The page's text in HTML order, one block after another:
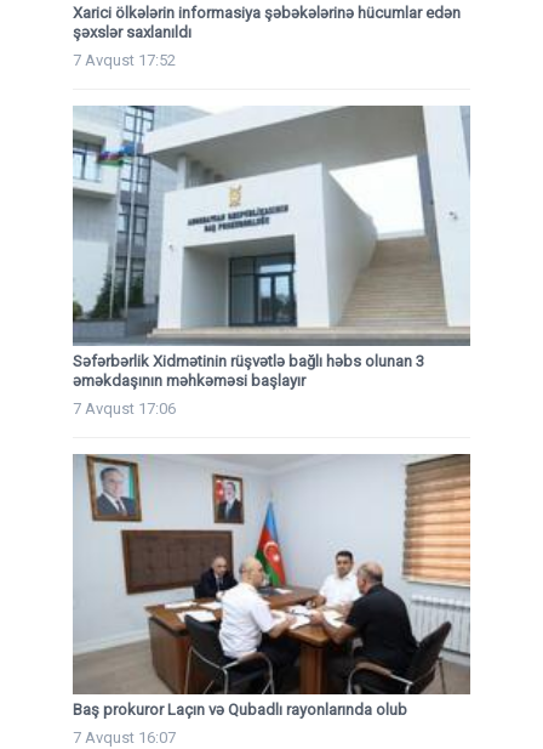
Xarici ölkələrin informasiya şəbəkələrinə hücumlar edən
şəxslər saxlanıldı
7 Avqust 17:52
Səfərbərlik Xidmətinin rüşvətlə bağlı həbs olunan 3
əməkdaşının məhkəməsi başlayır
7 Avqust 17:06
Baş prokuror Laçın və Qubadlı rayonlarında olub
7 Avqust 16:07